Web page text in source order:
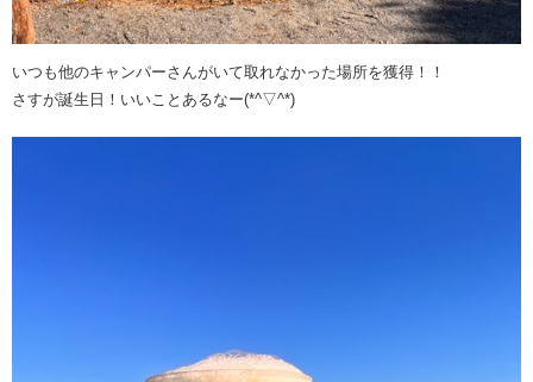
いつも他のキャンパーさんがいて取れなかった場所を獲得！！
さすが誕生日！いいことあるなー(*^▽^*)